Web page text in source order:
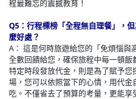
程最難忘的震撼教育！
Q5：行程標榜「全程無自理餐」，
麼好處？
A： 這是何時旅遊給您的「免煩惱
全數回饋給您，確保旅程中每一頓
特定時段發放代金，則是為了賦予
場，您可以依照當下的心情，用代
吃。不僅省去了預算的考量，更能享